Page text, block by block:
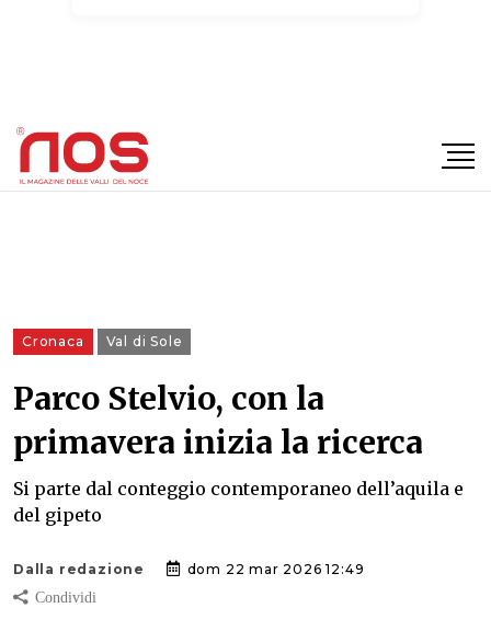
Cronaca Val di Sole
Parco Stelvio, con la
primavera inizia la ricerca
Si parte dal conteggio contemporaneo dell’aquila e
del gipeto
Dalla redazione dom 22 mar 2026 12:49